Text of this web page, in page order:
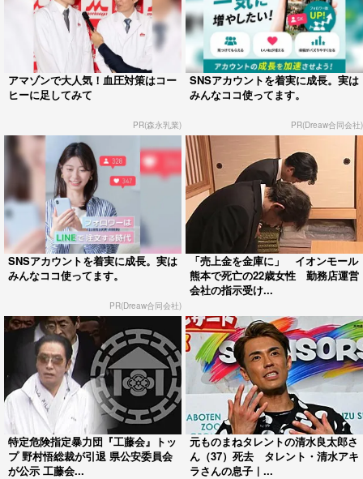
アマゾンで大人気！血圧対策はコー
ヒーに足してみて
PR(森永乳業)
SNSアカウントを着実に成長。実は
みんなココ使ってます。
PR(Dreaw合同会社)
SNSアカウントを着実に成長。実は
みんなココ使ってます。
PR(Dreaw合同会社)
「売上金を金庫に」 イオンモール
熊本で死亡の22歳女性 勤務店運営
会社の指示受け...
特定危険指定暴力団『工藤会』トッ
プ 野村悟総裁が引退 県公安委員会
が公示 工藤会...
元ものまねタレントの清水良太郎さ
ん（37）死去 タレント・清水アキ
ラさんの息子｜...